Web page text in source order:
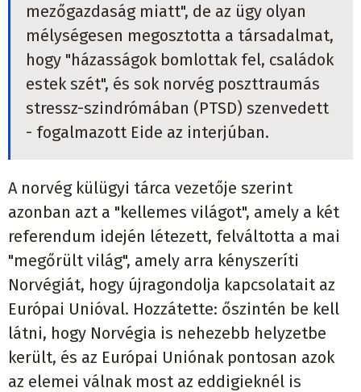
mezőgazdaság miatt", de az ügy olyan
mélységesen megosztotta a társadalmat,
hogy "házasságok bomlottak fel, családok
estek szét", és sok norvég poszttraumás
stressz-szindrómában (PTSD) szenvedett
- fogalmazott Eide az interjúban.
A norvég külügyi tárca vezetője szerint
azonban azt a "kellemes világot", amely a két
referendum idején létezett, felváltotta a mai
"megőrült világ", amely arra kényszeríti
Norvégiát, hogy újragondolja kapcsolatait az
Európai Unióval. Hozzátette: őszintén be kell
látni, hogy Norvégia is nehezebb helyzetbe
került, és az Európai Uniónak pontosan azok
az elemei válnak most az eddigieknél is